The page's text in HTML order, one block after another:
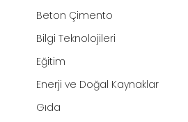
Beton Çimento
Bilgi Teknolojileri
Eğitim
Enerji ve Doğal Kaynaklar
Gıda